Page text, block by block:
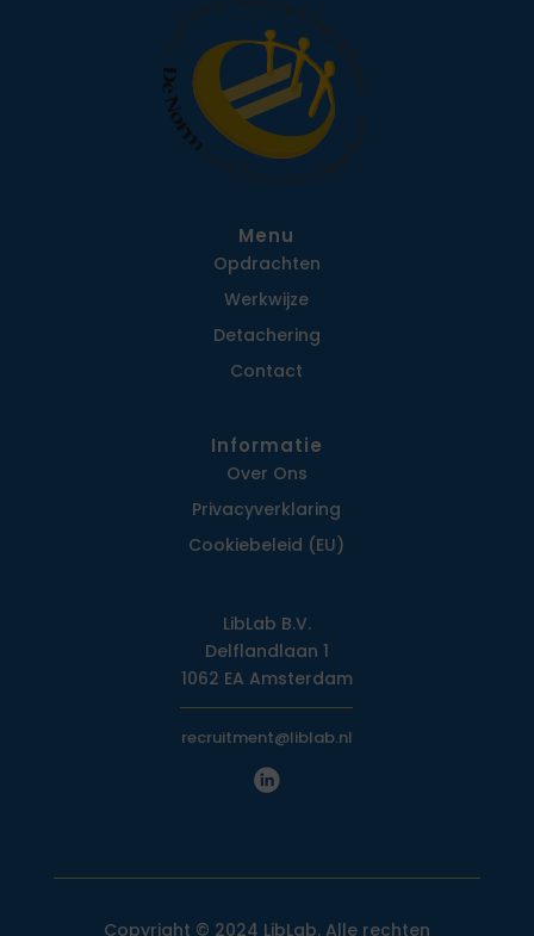
Menu
Opdrachten
Werkwijze
Detachering
Contact
Informatie
Over Ons
Privacy­verklaring
Cookiebeleid (EU)
LibLab B.V.
Delflandlaan 1
1062 EA Amsterdam
recruitment@liblab.nl
Copyright © 2024 LibLab. Alle rechten